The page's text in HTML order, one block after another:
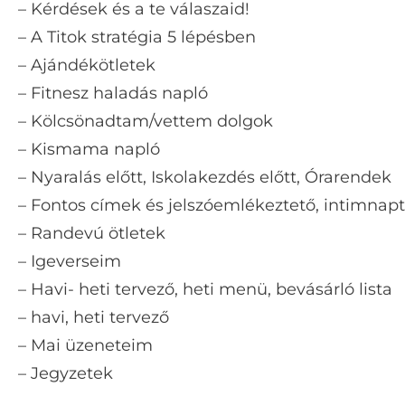
– Kérdések és a te válaszaid!
– A Titok stratégia 5 lépésben
– Ajándékötletek
– Fitnesz haladás napló
– Kölcsönadtam/vettem dolgok
– Kismama napló
– Nyaralás előtt, Iskolakezdés előtt, Órarendek
– Fontos címek és jelszóemlékeztető,
– Randevú ötletek
– Igeverseim
– Havi- heti tervező, heti menü, bevásárló lista
– havi, heti tervező
– Mai üzeneteim
– Jegyzetek